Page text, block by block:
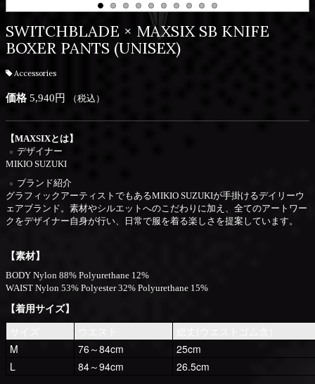
SWITCHBLADE × MAXSIX SB KNIFE
BOXER PANTS (UNISEX)
Accessories
価格 5,940円 （税込）
【MAXSIXとは】
デザイナー
MIKIO SUZUKI
ブランド紹介
​グラフィックアーティストでもあるMIKIO SUZUKIが手掛けるデイリーウ
ェアブランド。 素材やシルエットへのこだわりに加え、 全てのアートワー
クをデザイナー自身が行い、
日常で服を着る楽しさを提案しています。
【素材】
BODY Nylon 88% Polyurethane 12%
WAIST Nylon 53% Polyester 32% Polyurethane 15%
【着用サイズ】
M
76～84cm
25cm
L
84～94cm 26.5cm